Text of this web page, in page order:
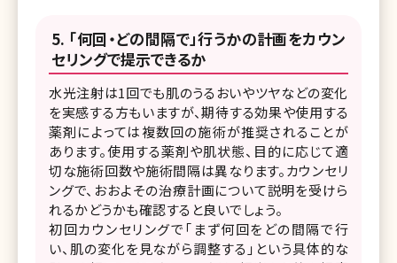
「何回・どの間隔で」行うかの計画をカウン
セリングで提示できるか
水光注射は1回でも肌のうるおいやツヤなどの変化
を実感する方もいますが、期待する効果や使用する
薬剤によっては複数回の施術が推奨されることが
あります。使用する薬剤や肌状態、目的に応じて適
切な施術回数や施術間隔は異なります。カウンセリ
ングで、おおよその治療計画について説明を受けら
れるかどうかも確認すると良いでしょう。
初回カウンセリングで「まず何回をどの間隔で行
い、肌の変化を見ながら調整する」という具体的な